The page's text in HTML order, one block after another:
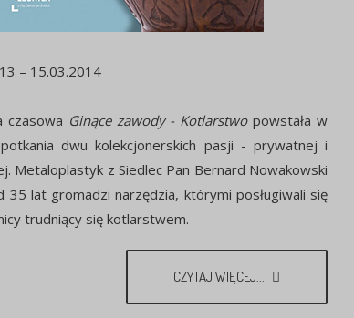
– 15.03.2014
czasowa Ginące zawody - Kotlarstwopowstała w
dwu kolekcjonerskich pasji - prywatnej i
Metaloplastyk z Siedlec Pan Bernard Nowakowski
35 lat gromadzi narzędzia, którymi posługiwali się
trudniący się kotlarstwem.
CZYTAJ WIĘCEJ...